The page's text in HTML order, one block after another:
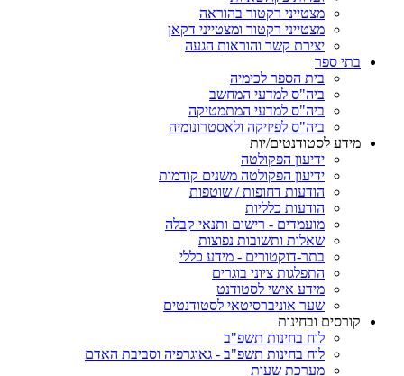
מצטייני רקטור בהוראה
מצטייני רקטור ומצטייני דקאן
יצירת קשר והוראות הגעה
בתי ספר
בית הספר לכימיה
ביה"ס למדעי המחשב
ביה"ס למדעי המתמטיקה
ביה"ס לפיזיקה ולאסטרונומיה
מידע לסטודנטים/יות
ידיעון הפקולטה
ידיעון הפקולטה משנים קודמות
הודעות דחופות / שוטפות
הודעות כלליות
מועמדים - רישום ותנאי קבלה
שאלות ותשובות נפוצות
בתר-דוקטורים - מידע כללי
התפלגות ציוני בוגרים
מידע אישי לסטודנט
שער אוניברסיטאי לסטודנטים
קורסים ובחינות
לוח בחינות תשפ"ב
לוח בחינות תשפ"ב - גאוגרפיה וסביבת האדם
מערכת שעות